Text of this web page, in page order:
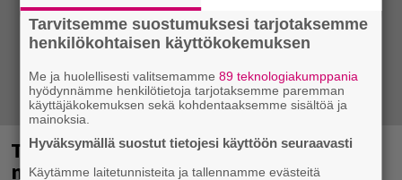
Tampereella sunnuntaina superpäivä –
nämä artistit mukana
Tarvitsemme suostumuksesi tarjotaksemme
henkilökohtaisen käyttökokemuksen
Me ja huolellisesti valitsemamme89 teknologiakumppania
hyödynnämme henkilötietoja tarjotaksemme paremman
käyttäjäkokemuksen sekä kohdentaaksemme sisältöä ja
mainoksia.
Hyväksymällä suostut tietojesi käyttöön seuraavasti
Käytämme laitetunnisteita ja tallennamme evästeitä